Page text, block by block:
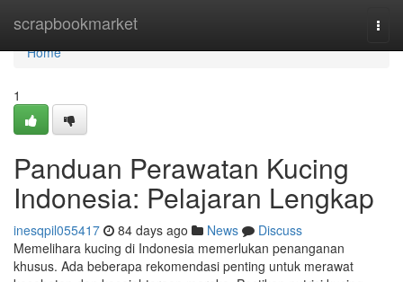
scrapbookmarket
Home
Home
1
Panduan Perawatan Kucing
Indonesia: Pelajaran Lengkap
inesqpil055417 84 days ago News
Discuss
Memelihara kucing di Indonesia memerlukan penanganan
khusus. Ada beberapa rekomendasi penting untuk merawat